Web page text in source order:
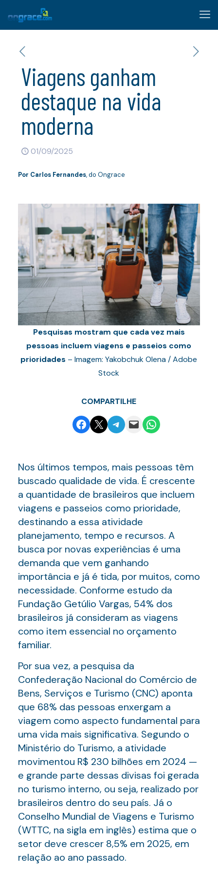
Viagens ganham
destaque na vida
moderna
01/09/2025
Por Carlos Fernandes, do Ongrace
Pesquisas mostram que cada vez mais
pessoas incluem viagens e passeios como
prioridades – Imagem: Yakobchuk Olena / Adobe
Stock
COMPARTILHE
Share on Facebook
Email this PageShare on Telegram
Email this PageShare on WhatsApp
Nos últimos tempos, mais pessoas têm
buscado qualidade de vida. É crescente
a quantidade de brasileiros que incluem
viagens e passeios como prioridade,
destinando a essa atividade
planejamento, tempo e recursos. A
busca por novas experiências é uma
demanda que vem ganhando
importância e já é tida, por muitos, como
necessidade. Conforme estudo da
Fundação Getúlio Vargas, 54% dos
brasileiros já consideram as viagens
como item essencial no orçamento
familiar.
Por sua vez, a pesquisa da
Confederação Nacional do Comércio de
Bens, Serviços e Turismo (CNC) aponta
que 68% das pessoas enxergam a
viagem como aspecto fundamental para
uma vida mais significativa. Segundo o
Ministério do Turismo, a atividade
movimentou R$ 230 bilhões em 2024 —
e grande parte dessas divisas foi gerada
no turismo interno, ou seja, realizado por
brasileiros dentro do seu país. Já o
Conselho Mundial de Viagens e Turismo
(WTTC, na sigla em inglês) estima que o
setor deve crescer 8,5% em 2025, em
relação ao ano passado.